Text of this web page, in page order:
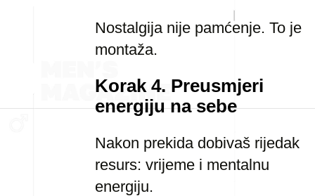
Nostalgija nije pamćenje. To je
montaža.
Korak 4. Preusmjeri
energiju na sebe
Nakon prekida dobivaš rijedak
resurs: vrijeme i mentalnu
energiju.